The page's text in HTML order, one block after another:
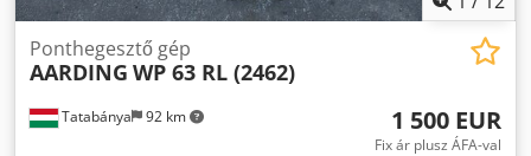
Tatabánya 92 km
Ponthegesztő gép
AARDING WP 63 RL (2462)
1 500 EUR
Fix ár plusz ÁFA-val